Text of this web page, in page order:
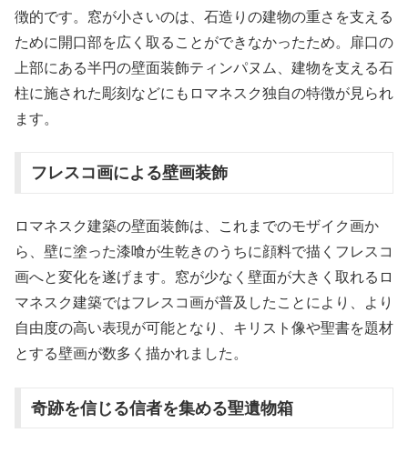
徴的です。窓が小さいのは、石造りの建物の重さを支える
ために開口部を広く取ることができなかったため。扉口の
上部にある半円の壁面装飾ティンパヌム、建物を支える石
柱に施された彫刻などにもロマネスク独自の特徴が見られ
ます。
フレスコ画による壁画装飾
ロマネスク建築の壁面装飾は、これまでのモザイク画か
ら、壁に塗った漆喰が生乾きのうちに顔料で描くフレスコ
画へと変化を遂げます。窓が少なく壁面が大きく取れるロ
マネスク建築ではフレスコ画が普及したことにより、より
自由度の高い表現が可能となり、キリスト像や聖書を題材
とする壁画が数多く描かれました。
奇跡を信じる信者を集める聖遺物箱